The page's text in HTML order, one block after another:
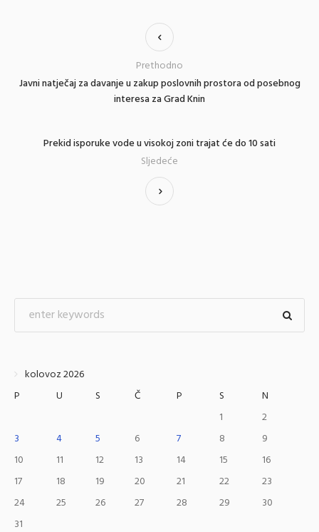
Javni natječaj za davanje u zakup poslovnih prostora od posebnog
interesa za Grad Knin
Prethodno
Prekid isporuke vode u visokoj zoni trajat će do 10 sati
Sljedeće
kolovoz 2026
P
U S Č P S
N
1
2
3
4 5 6 7 8
9
10
11 12 13 14 15
16
17
18 19 20 21 22
23
24
25 26 27 28 29
30
31